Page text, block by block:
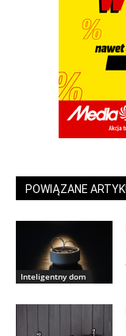
POWIĄZANE
Inteligentny dom